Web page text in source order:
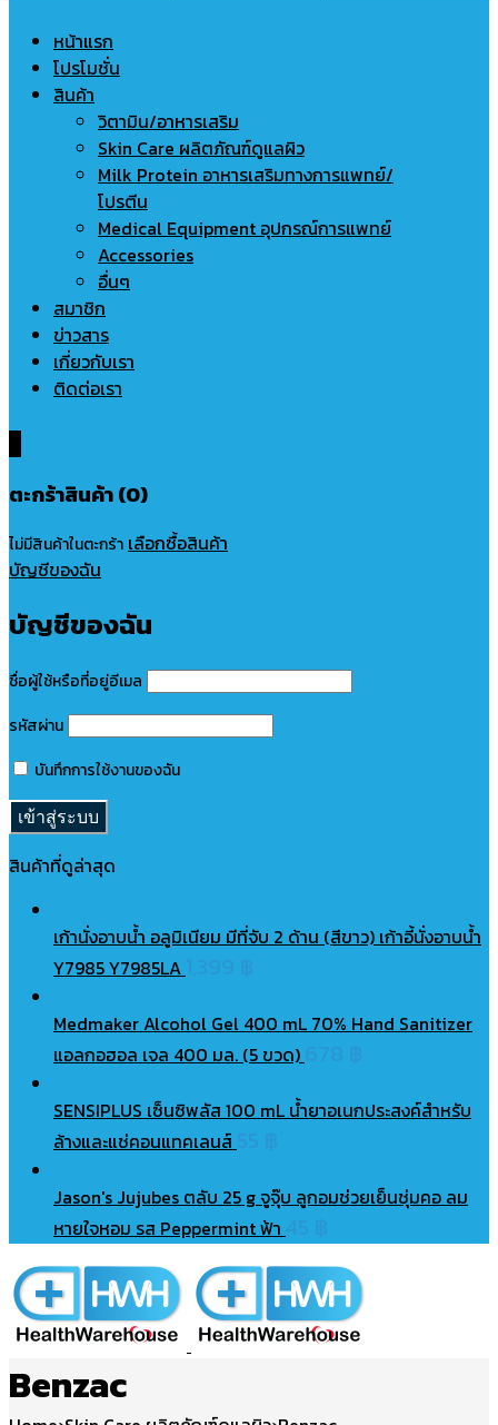
หน้าแรก
โปรโมชั่น
สินค้า
วิตามิน/อาหารเสริม
Skin Care ผลิตภัณฑ์ดูแลผิว
Milk Protein อาหารเสริมทางการแพทย์/
โปรตีน
Medical Equipment อุปกรณ์การแพทย์
Accessories
อื่นๆ
สมาชิก
ข่าวสาร
เกี่ยวกับเรา
ติดต่อเรา
ตะกร้าสินค้า (0)
ไม่มีสินค้าในตะกร้า เลือกซื้อสินค้า
บัญชีของฉัน
บัญชีของฉัน
ชื่อผู้ใช้หรือที่อยู่อีเมล
รหัสผ่าน
บันทึกการใช้งานของฉัน
สินค้าที่ดูล่าสุด
เก้านั่งอาบน้ำ อลูมิเนียม มีที่จับ 2 ด้าน (สีขาว) เก้าอี้นั่งอาบน้ำ
Y7985 Y7985LA
Medmaker Alcohol Gel 400 mL 70% Hand Sanitizer
แอลกอฮอล เจล 400 มล. (5 ขวด)
SENSIPLUS เซ็นซิพลัส 100 mL น้ำยาอเนกประสงค์สำหรับ
ล้างและแช่คอนแทคเลนส์
Jason's Jujubes ตลับ 25 g จูจุ๊บ ลูกอมช่วยเย็นชุ่มคอ ลม
หายใจหอม รส Peppermint ฟ้า
Benzac